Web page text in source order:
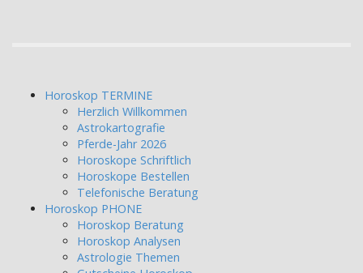
Horoskop TERMINE
Herzlich Willkommen
Astrokartografie
Pferde-Jahr 2026
Horoskope Schriftlich
Horoskope Bestellen
Telefonische Beratung
Horoskop PHONE
Horoskop Beratung
Horoskop Analysen
Astrologie Themen